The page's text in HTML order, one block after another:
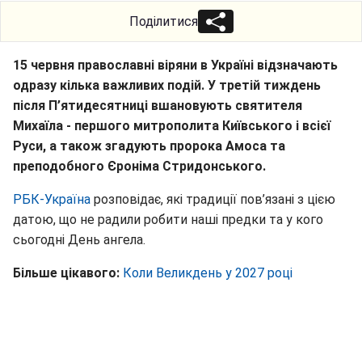
Поділитися
15 червня православні віряни в Україні відзначають
одразу кілька важливих подій. У третій тиждень
після П’ятидесятниці вшановують святителя
Михаїла - першого митрополита Київського і всієї
Руси, а також згадують пророка Амоса та
преподобного Єроніма Стридонського.
РБК-Україна розповідає, які традиції пов’язані з цією
датою, що не радили робити наші предки та у кого
сьогодні День ангела.
Більше цікавого: Коли Великдень у 2027 році